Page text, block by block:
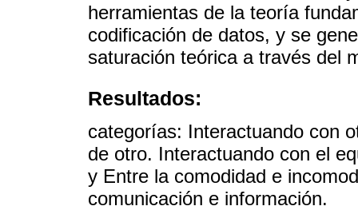
herramientas de la teoría
codificación de datos, y se
saturación teórica a través del
Resultados:
categorías: Interactuando con
de otro. Interactuando con el
y Entre la comodidad e
comunicación e información.